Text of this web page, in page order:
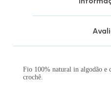
Fio 100% natural in algodão e
crochê.